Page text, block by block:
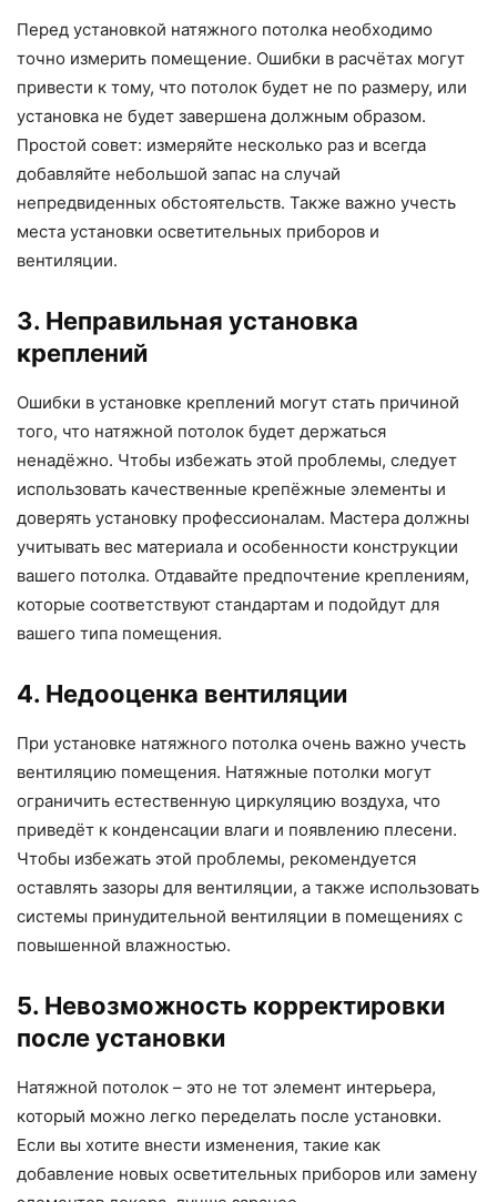
Перед установкой натяжного потолка необходимо
точно измерить помещение. Ошибки в расчётах могут
привести к тому, что потолок будет не по размеру, или
установка не будет завершена должным образом.
Простой совет: измеряйте несколько раз и всегда
добавляйте небольшой запас на случай
непредвиденных обстоятельств. Также важно учесть
места установки осветительных приборов и
вентиляции.
3. Неправильная установка
креплений
Ошибки в установке креплений могут стать причиной
того, что натяжной потолок будет держаться
ненадёжно. Чтобы избежать этой проблемы, следует
использовать качественные крепёжные элементы и
доверять установку профессионалам. Мастера должны
учитывать вес материала и особенности конструкции
вашего потолка. Отдавайте предпочтение креплениям,
которые соответствуют стандартам и подойдут для
вашего типа помещения.
4. Недооценка вентиляции
При установке натяжного потолка очень важно учесть
вентиляцию помещения. Натяжные потолки могут
ограничить естественную циркуляцию воздуха, что
приведёт к конденсации влаги и появлению плесени.
Чтобы избежать этой проблемы, рекомендуется
оставлять зазоры для вентиляции, а также использовать
системы принудительной вентиляции в помещениях с
повышенной влажностью.
5. Невозможность корректировки
после установки
Натяжной потолок – это не тот элемент интерьера,
который можно легко переделать после установки.
Если вы хотите внести изменения, такие как
добавление новых осветительных приборов или замену